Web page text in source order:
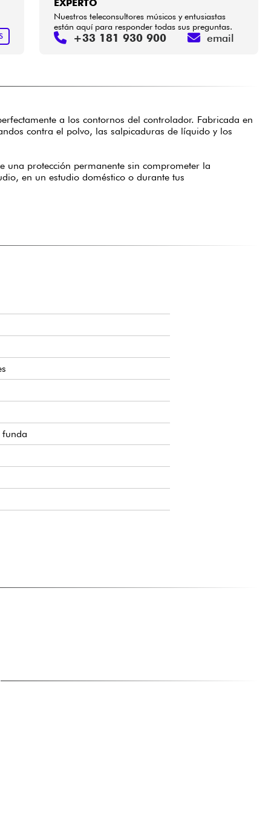
EXPERTO
Nuestros teleconsultores músicos y entusiastas
están aquí para responder todas sus preguntas.
+33 181 930 900 email
a los contornos del controlador. Fabricada en
contra el polvo, las salpicaduras de líquido y los
una protección permanente sin comprometer la
en un estudio doméstico o durante tus
funda